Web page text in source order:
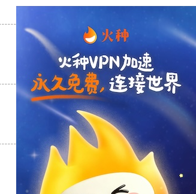
支持 [0] 反对 [0]
支持